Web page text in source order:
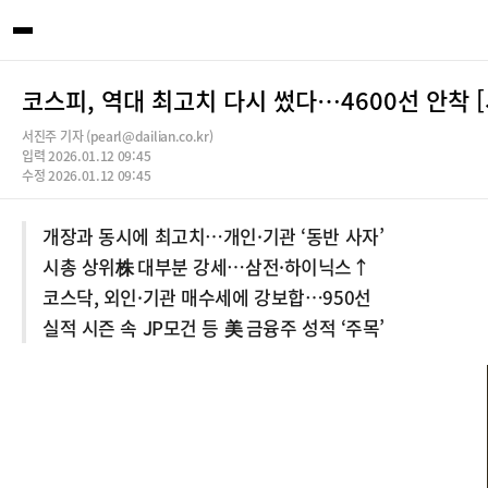
코스피, 역대 최고치 다시 썼다…4600선 안착
서진주 기자 (pearl@dailian.co.kr)
입력 2026.01.12 09:45
수정 2026.01.12 09:45
개장과 동시에 최고치…개인·기관 ‘동반 사자’
시총 상위株 대부분 강세…삼전·하이닉스↑
코스닥, 외인·기관 매수세에 강보합…950선
실적 시즌 속 JP모건 등 美 금융주 성적 ‘주목’